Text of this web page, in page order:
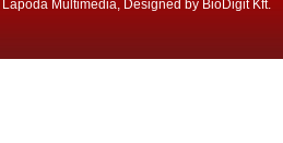
Multimédia, Designed by BioDigit Kft.